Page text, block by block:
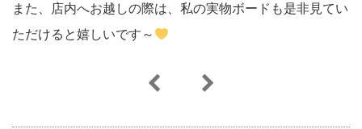
また、店内へお越しの際は、私の実物ボードも是非見てい
ただけると嬉しいです～